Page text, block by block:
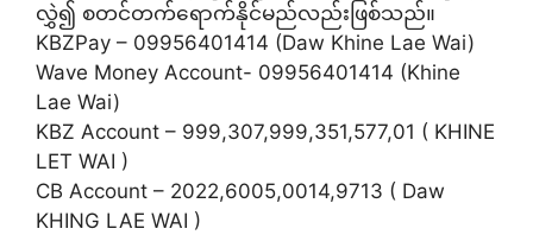
လွှဲ၍ စတင်တက်ရောက်နိုင်မည်လည်းဖြစ်သည်။
KBZPay – 09956401414 (Daw Khine Lae Wai)
Wave Money Account- 09956401414 (Khine
Lae Wai)
KBZ Account – 999,307,999,351,577,01 ( KHINE
LET WAI )
CB Account – 2022,6005,0014,9713 ( Daw
KHING LAE WAI )